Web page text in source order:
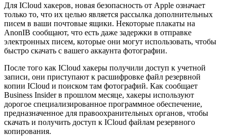
Для ICloud хакеров, новая безопасность от Apple означает
только то, что их целью является рассылка дополнительных
писем в ваши почтовые ящики. Некоторые плакаты на
AnonIB сообщают, что есть даже задержки в отправке
электронных писем, которые они могут использовать, чтобы
быстро скачать с вашего аккаунта фотографии.
После того как ICloud хакеры получили доступ к учетной
записи, они приступают к расшифровке файл резервной
копии ICloud и поиском там фотографий. Как сообщает
Business Insider в прошлом месяце, хакеры используют
дорогое специализированное программное обеспечение,
предназначенное для правоохранительных органов, чтобы
скачать и получить доступ к ICloud файлам резервного
копирования.